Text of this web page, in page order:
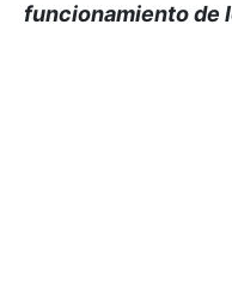
funcionamiento de